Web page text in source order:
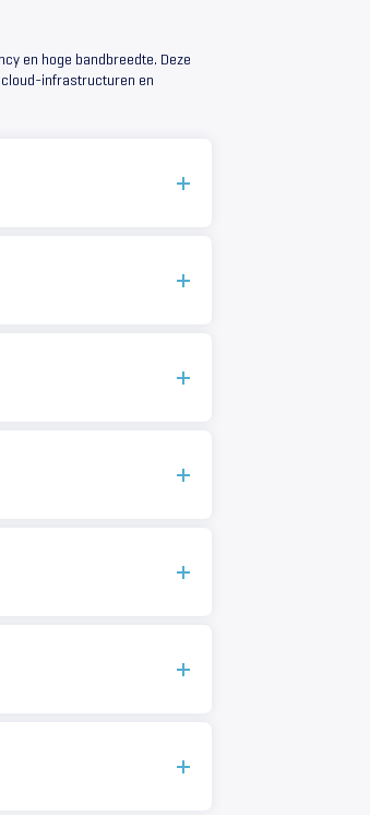
en hoge bandbreedte. Deze
infrastructuren en